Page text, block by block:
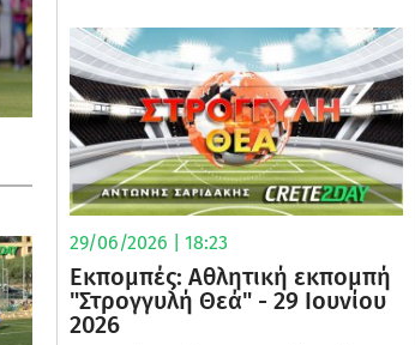
29/06/2026 | 18:23
Εκπομπές: Αθλητική εκπομπή
"Στρογγυλή Θεά" - 29 Ιουνίου
2026